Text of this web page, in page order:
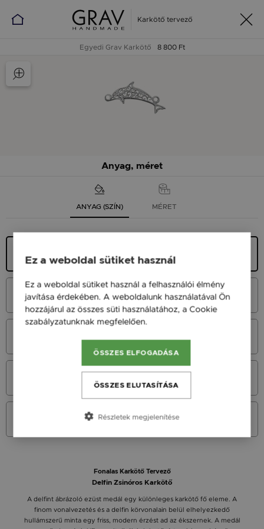
Karkötő tervező
Egyedi Grav Karkötő 8 800 Ft
Anyag, méret
ANYAG (SZÍN) MÉRET
9 900 Ft
Vörös Arany 14K
40 900 Ft
Sárga Arany 14K
Sárga arany 9K
Fonalas Karkötő Tervező
Delfin Zsinóros Karkötő
A delfint ábrázoló ezüst medál egy különleges karkötő fő eleme. A
finom vonalvezetés és a delfin körvonalain belül elhelyezkedő
hullámszerű minta egy friss, modern érzést ad az ékszernek. A medál
Ez a weboldal sütiket használ
Ez a weboldal sütiket használ a felhasználói élmény
javítása érdekében. A weboldalunk használatával Ön
hozzájárul az összes süti használatához, a Cookie
szabályzatunknak megfelelően.
ÖSSZES ELFOGADÁSA
ÖSSZES ELUTASÍTÁSA
Részletek megjelenítése